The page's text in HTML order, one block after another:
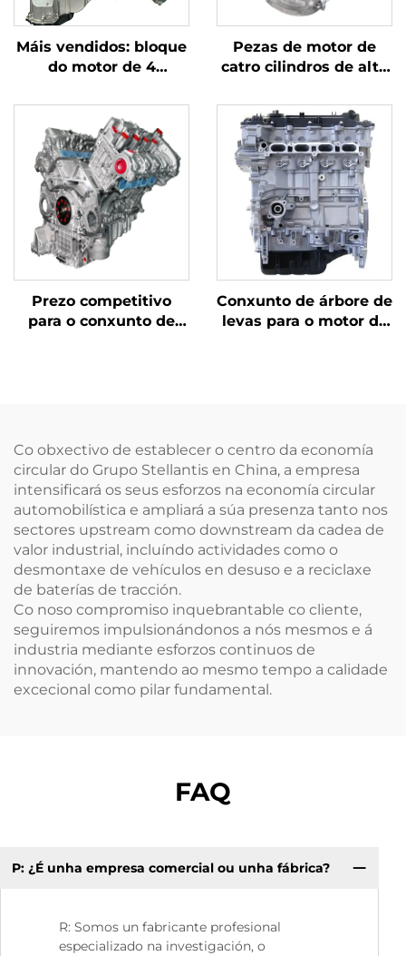
Máis vendidos: bloque
do motor de 4
reacondicionado,
conforme estándar
OEM, con
desprazamento de
2,0T e potencia
adecuada, para
Mercedes-Benz C200,
C300 e E300
Pezas de motor de
catro cilindros de alta
Mercedes-Benz, bo
prezo, certificadas nos
Estados Unidos, motor
de gasolina de 6 L
para automóbil,
aplicación directa
BMW
Prezo competitivo
para o conxunto de
Unidos, con certificado
ISO
Conxunto de árbore de
levas para o motor de
kW / 203 Nm.
Co obxectivo de establecer o centro da economía
circular do Grupo Stellantis en China, a empresa
intensificará os seus esforzos na economía circular
automobilística e ampliará a súa presenza tanto nos
sectores upstream como downstream da cadea de
valor industrial, incluíndo actividades como o
desmontaxe de vehículos en desuso e a reciclaxe
de baterías de tracción.
Co noso compromiso inquebrantable co cliente,
seguiremos impulsionándonos a nós mesmos e á
industria mediante esforzos continuos de
innovación, mantendo ao mesmo tempo a calidade
excecional como pilar fundamental.
FAQ
P: ¿É unha empresa comercial ou unha fábrica?
R: Somos un fabricante profesional
especializado na investigación, o